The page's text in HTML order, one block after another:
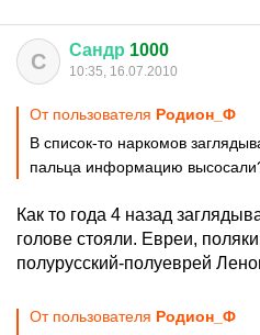
С Сандр 1000
10:35, 16.07.2010
От пользователя Родион_Ф
В список-то наркомов
пальца информацию
Как то года 4 назад
голове стояли. Евреи,
полурусский-полуеврей
От пользователя Родион_Ф